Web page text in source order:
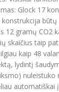
Glock 17
12 gramų CO2
skaičius taip
kaip 48
lydintį
nuleistuko